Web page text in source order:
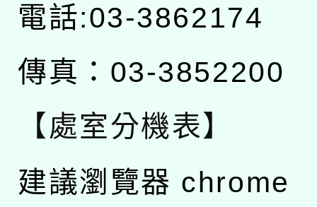
電話:03-3862174
傳真：03-3852200
【處室分機表】
建議瀏覽器 chrome